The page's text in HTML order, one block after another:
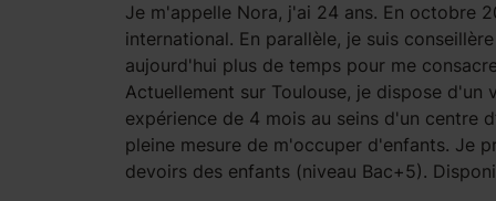
Je m'appelle Nora, j'ai 24 ans. En octobre
international. En parallèle, je suis
aujourd'hui plus de temps pour me
Actuellement sur Toulouse, je dispose d'un
expérience de 4 mois au seins d'un centre
pleine mesure de m'occuper d'enfants. Je
devoirs des enfants (niveau Bac+5).